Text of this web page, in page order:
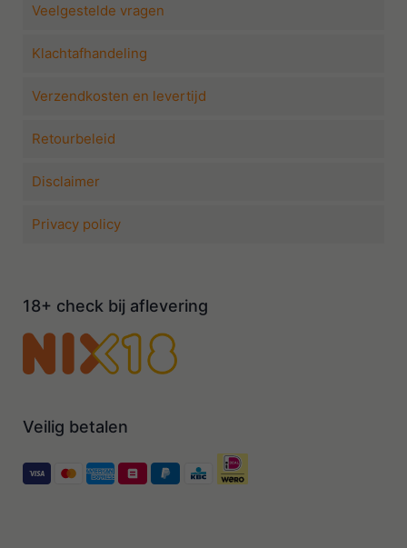
Veelgestelde vragen
Klachtafhandeling
Verzendkosten en levertijd
Retourbeleid
Disclaimer
Privacy policy
18+ check bij aflevering
Veilig betalen